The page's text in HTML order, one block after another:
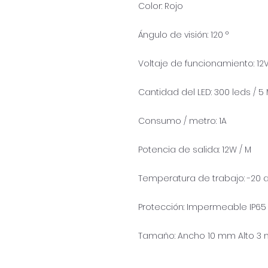
Color: Rojo
Ángulo de visión: 120 °
Voltaje de funcionamiento:
Cantidad del LED: 300 leds / 5
Consumo / metro: 1A
Potencia de salida: 12W / M
Temperatura de trabajo: -20
Protección: Impermeable IP65
Tamaño: Ancho 10 mm Alto 3